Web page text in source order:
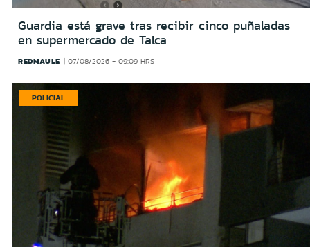
Guardia está grave tras recibir cinco puñaladas
en supermercado de Talca
REDMAULE 07/08/2026 - 09:09 HRS
POLICIAL